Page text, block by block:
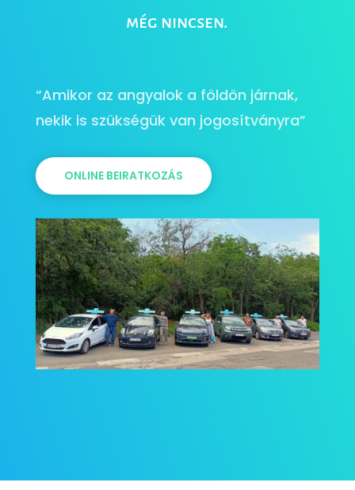
még nincsen.
“Amikor az angyalok a földön járnak,
nekik is szükségük van jogosítványra”
ONLINE BEIRATKOZÁS